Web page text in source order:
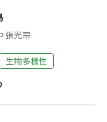
張光宗
生物多樣性